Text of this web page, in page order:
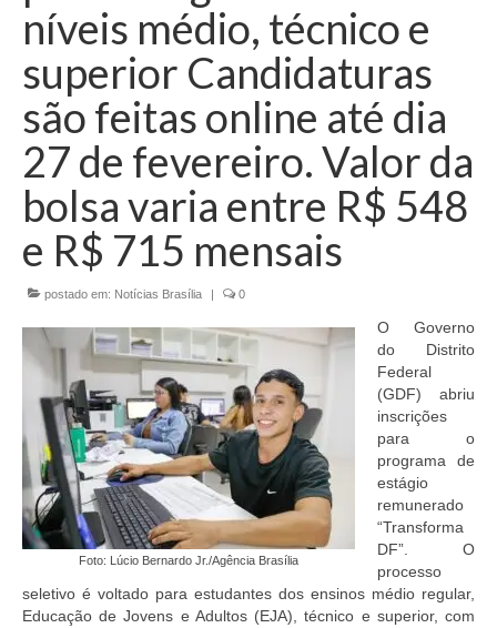
Notícias Brasília
Contato
Currículo
níveis médio, técnico e
superior Candidaturas
são feitas online até dia
27 de fevereiro. Valor da
bolsa varia entre R$ 548
e R$ 715 mensais
postado em: Notícias Brasília | 0
Foto: Lúcio Bernardo Jr./Agência Brasília
O Governo
do Distrito
Federal
(GDF) abriu
inscrições
para o
programa de
estágio
remunerado
“Transforma
DF”. O
processo
seletivo é voltado para estudantes dos ensinos médio regular,
Educação de Jovens e Adultos (EJA), técnico e superior, com